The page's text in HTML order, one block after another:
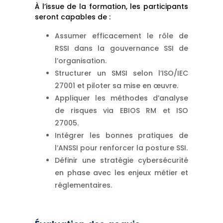
À l’issue de la formation, les participants
seront capables de :
Assumer efficacement le rôle de
RSSI dans la gouvernance SSI de
l’organisation.
Structurer un SMSI selon l’ISO/IEC
27001 et piloter sa mise en œuvre.
Appliquer les méthodes d’analyse
de risques via EBIOS RM et ISO
27005.
Intégrer les bonnes pratiques de
l’ANSSI pour renforcer la posture SSI.
Définir une stratégie cybersécurité
en phase avec les enjeux métier et
réglementaires.